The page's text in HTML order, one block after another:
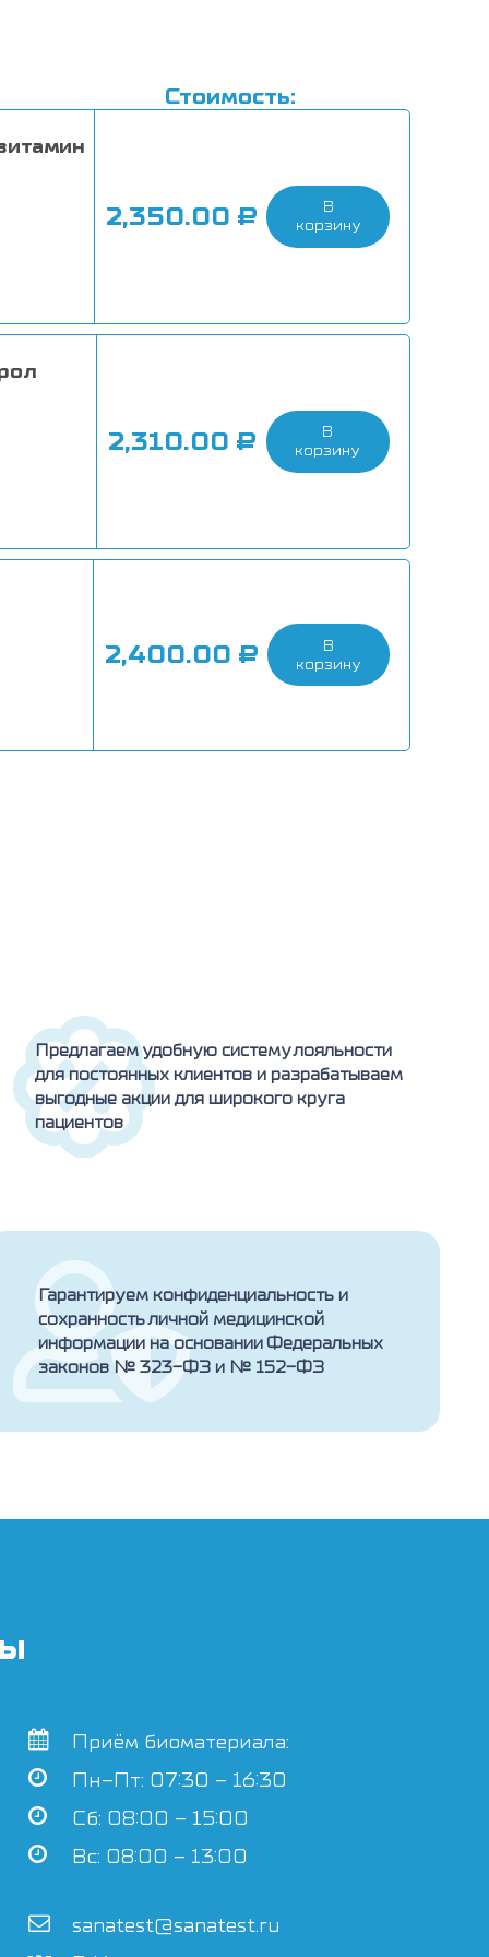
Стоимость:
2,350.00 ₽
В
корзину
2,310.00 ₽
В
корзину
2,400.00 ₽
В
корзину
Предлагаем удобную систему лояльности
для постоянных клиентов и разрабатываем
выгодные акции для широкого круга
пациентов
Гарантируем конфиденциальность и
сохранность личной медицинской
информации на основании Федеральных
законов № 323-ФЗ и № 152-ФЗ
Приём биоматериала:
Пн–Пт: 07:30 – 16:30
Сб: 08:00 – 15:00
Вс: 08:00 – 13:00
sanatest@sanatest.ru